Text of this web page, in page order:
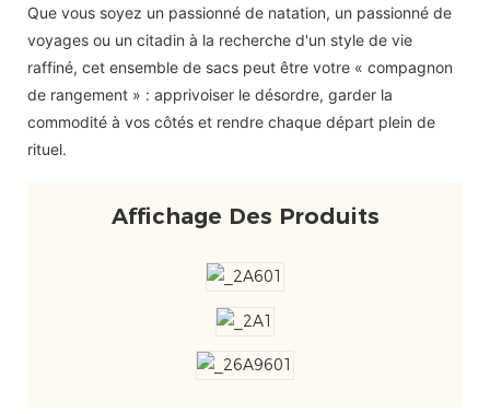
Que vous soyez un passionné de natation, un passionné de
voyages ou un citadin à la recherche d'un style de vie
raffiné, cet ensemble de sacs peut être votre « compagnon
de rangement » : apprivoiser le désordre, garder la
commodité à vos côtés et rendre chaque départ plein de
rituel.
Affichage Des Produits